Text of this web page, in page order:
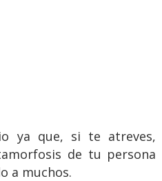
ya que, si te atreves,
de tu persona
a muchos.